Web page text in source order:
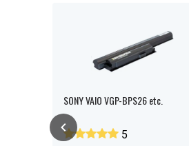
SONY VAIO VGP-BPS26 etc.
5